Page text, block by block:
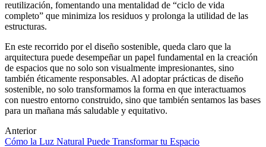
reutilización, fomentando una mentalidad de “ciclo de vida
completo” que minimiza los residuos y prolonga la utilidad de las
estructuras.
En este recorrido por el diseño sostenible, queda claro que la
arquitectura puede desempeñar un papel fundamental en la creación
de espacios que no solo son visualmente impresionantes, sino
también éticamente responsables. Al adoptar prácticas de diseño
sostenible, no solo transformamos la forma en que interactuamos
con nuestro entorno construido, sino que también sentamos las bases
para un mañana más saludable y equitativo.
Anterior
Cómo la Luz Natural Puede Transformar tu Espacio